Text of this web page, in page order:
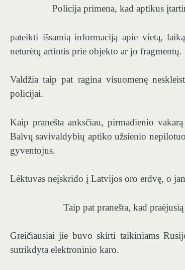
Policija primena, kad aptikus
pateikti išsamią informaciją apie vietą,
neturėtų artintis prie objekto ar jo fragmentų.
Valdžia taip pat ragina visuomenę
policijai.
Kaip pranešta anksčiau, pirmadienio
Balvų savivaldybių aptiko užsienio
gyventojus.
Lėktuvas neįskrido į Latvijos oro erdvę, o
Taip pat pranešta, kad
Greičiausiai jie buvo skirti taikiniams
sutrikdyta elektroninio karo.